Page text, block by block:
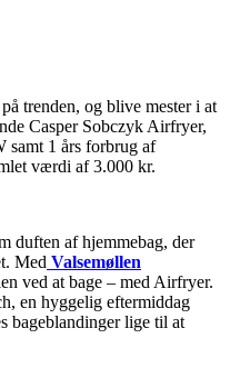
trenden, og blive mester i at
Casper Sobczyk Airfryer,
1 års forbrug af
værdi af 3.000 kr.
duften af hjemmebag, der
Med Valsemøllen
ved at bage – med Airfryer.
en hyggelig eftermiddag
bageblandinger lige til at